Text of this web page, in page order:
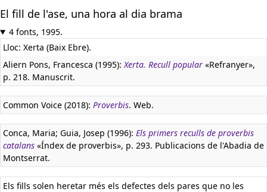
El fill de l'ase, una hora al dia brama
4 fonts, 1995.
Lloc: Xerta (Baix Ebre).
Aliern Pons, Francesca (1995):Xerta. Recull popular «Refranyer»,
p. 218. Manuscrit.
Common Voice (2018): Proverbis. Web.
Conca, Maria; Guia, Josep (1996): Els primers reculls de proverbis
catalans «Índex de proverbis», p. 293. Publicacions de l'Abadia de
Montserrat.
Els fills solen heretar més els defectes dels pares que no les